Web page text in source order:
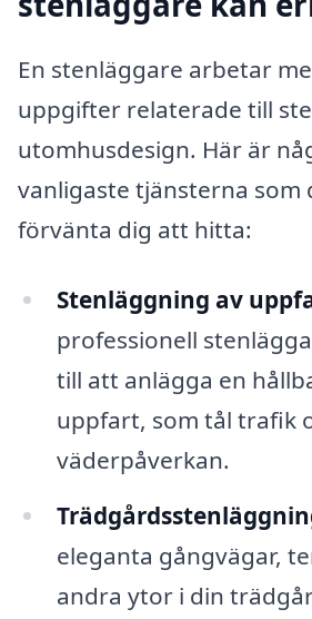
En stenläggare arbetar
uppgifter relaterade till
utomhusdesign. Här är
vanligaste tjänsterna som
förvänta dig att hitta:
Stenläggning av
professionell
till att anlägga en
uppfart, som tål trafik
väderpåverkan.
eleganta gångvägar,
andra ytor i din